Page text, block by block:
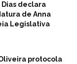
declara
de Anna
Legislativa
protocola